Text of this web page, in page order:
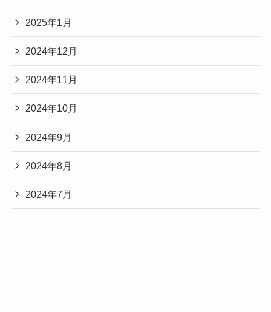
2025年1月
2024年12月
2024年11月
2024年10月
2024年9月
2024年8月
2024年7月